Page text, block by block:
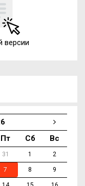
версии
Пт Сб Вс
31 1 2
7 8 9